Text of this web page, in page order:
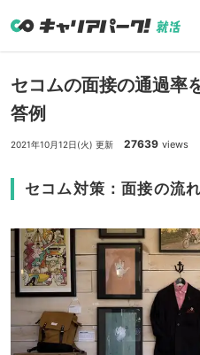
セコムの面接の通過率
答例
2021年10月12日(火) 更新 27639 views
セコム対策：面接の流